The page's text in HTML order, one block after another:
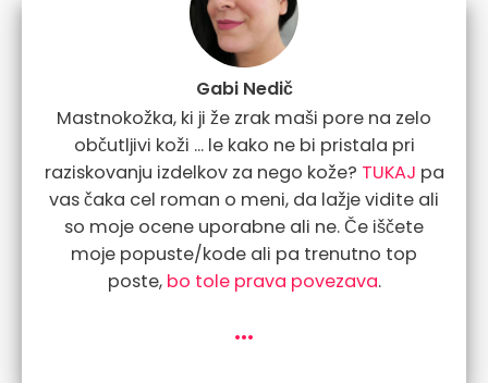
Gabi Nedič
Mastnokožka, ki ji že zrak maši pore na zelo
občutljivi koži ... le kako ne bi pristala pri
raziskovanju izdelkov za nego kože? TUKAJ pa
vas čaka cel roman o meni, da lažje vidite ali
so moje ocene uporabne ali ne. Če iščete
moje popuste/kode ali pa trenutno top
poste, bo tole prava povezava.
...